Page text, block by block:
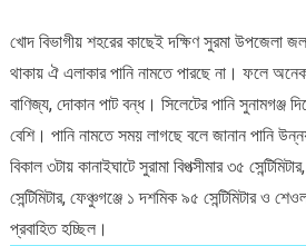
খোদ বিভাগীয় শহরের কাছেই দক্ষিণ সুরমা উপজেলা
থাকায় ঐ এলাকার পানি নামতে পারছে না। ফলে
বাণিজ্য, দোকান পাট বন্ধ। সিলেটের পানি সুনামগঞ্জ
বেশি। পানি নামতে সময় লাগছে বলে জানান পানি
বিকাল ৩টায় কানাইঘাটে সুরামা বিপত্সীমার ৩৫
সেন্টিমিটার, ফেঞ্চুগঞ্জে ১ দশমিক ৯৫ সেন্টিমিটার ও
প্রবাহিত হচ্ছিল।